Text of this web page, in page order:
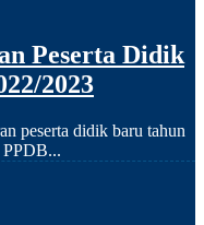
Peserta Didik
2023
peserta didik baru tahun